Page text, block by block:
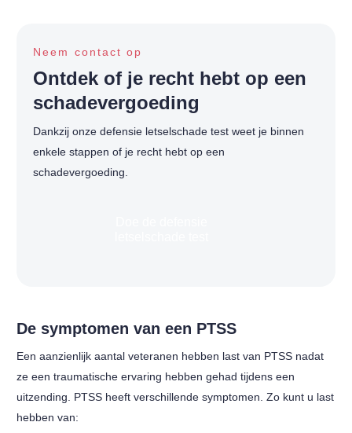
Neem contact op
Ontdek of je recht hebt op een
schadevergoeding
Dankzij onze defensie letselschade test weet je binnen
enkele stappen of je recht hebt op een
schadevergoeding.
De symptomen van een PTSS
Een aanzienlijk aantal veteranen hebben last van PTSS nadat
ze een traumatische ervaring hebben gehad tijdens een
uitzending. PTSS heeft verschillende symptomen. Zo kunt u last
hebben van: